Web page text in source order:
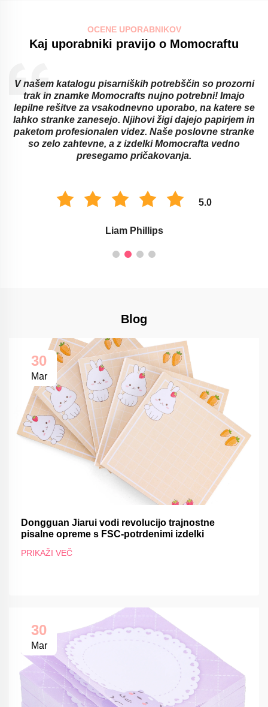
OCENE UPORABNIKOV
Kaj uporabniki pravijo o Momocraftu
V našem katalogu pisarniških potrebščin so prozorni
trak in znamke Momocrafts nujno potrebni! Imajo
lepilne rešitve za vsakodnevno uporabo, na katere se
lahko stranke zanesejo. Njihovi žigi dajejo papirjem in
paketom profesionalen videz. Naše poslovne stranke
so zelo zahtevne, a z izdelki Momocrafta vedno
presegamo pričakovanja.
5.0
Liam Phillips
Blog
30
Mar
Dongguan Jiarui vodi revolucijo trajnostne
pisalne opreme s FSC-potrdenimi izdelki
PRIKAŽI VEČ
30
Mar